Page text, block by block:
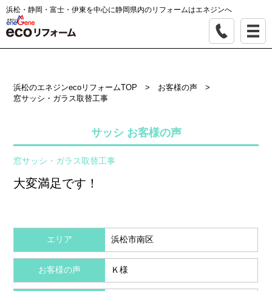
浜松・静岡・富士・伊東を中心に静岡県内のリフォームはエネジンへ
浜松のエネジンecoリフォームTOP > お客様の声 >
窓サッシ・ガラス取替工事
サッシ お客様の声
窓サッシ・ガラス取替工事
大変満足です！
エリア 浜松市南区
お客様の声 Ｋ様